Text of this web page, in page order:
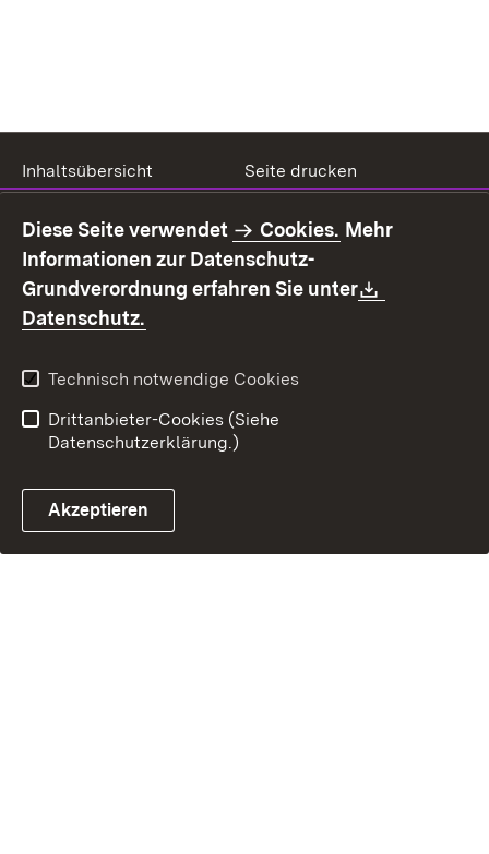
Inhaltsübersicht
Seite drucken
Benutzungshinweise
Erklärung zur
Barrierefreiheit
Kontakt
Fehlerhaften Link melden
Diese Seite verwendet Cookies. Mehr
Informationen zur Datenschutz-
Grundverordnung erfahren Sie unter
Datenschutz.
Technisch notwendige Cookies
Drittanbieter-Cookies (Siehe
Datenschutzerklärung.)
Akzeptieren